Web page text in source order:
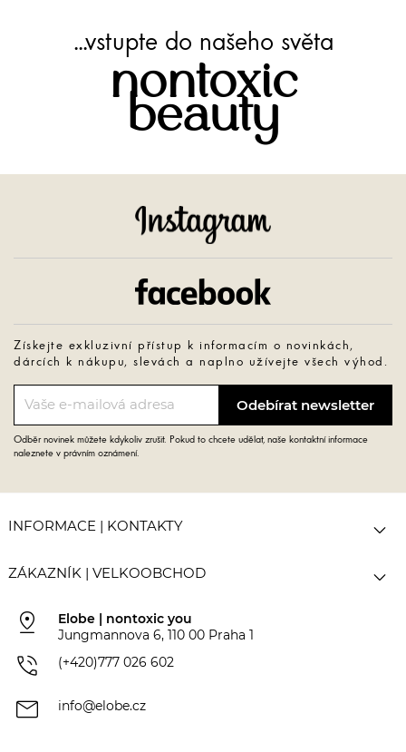
...vstupte do našeho světa
nontoxic
beauty
Získejte exkluzivní přístup k informacím o novinkách,
dárcích k nákupu, slevách a naplno užívejte všech výhod.
Odběr novinek můžete kdykoliv zrušit. Pokud to chcete udělat, naše kontaktní informace
naleznete v právním oznámení.
INFORMACE | KONTAKTY 
ZÁKAZNÍK | VELKOOBCHOD 
pin_drop
Elobe | nontoxic you
Jungmannova 6, 110 00 Praha 1
phone_in_talk (+420)777 026 602
mail info@elobe.cz